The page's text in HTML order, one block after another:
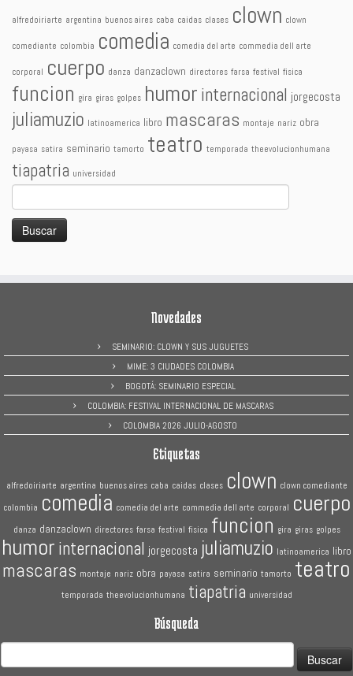
alfredoiriarte argentina buenos aires caba caidas clases clown clown
comediante colombia comedia comedia del arte commedia dell arte
corporal cuerpo danza danzaclown directores farsa festival fisica
funcion gira giras golpes humor internacional jorgecosta
juliamuzio latinoamerica libro mascaras montaje nariz obra
payasa satira seminario tamorto teatro temporada theevolucionhumana
tiapatria universidad
Novedades
SEMINARIO: CLOWN Y SUS JUGUETES
MIME: 3 CIUDADES COLOMBIA
BOGOTÁ: SEMINARIO ESPECIAL
COLOMBIA: FESTIVAL INTERNACIONAL DE MASCARAS
COLOMBIA 2026 JULIO-AGOSTO
Etiquetas
alfredoiriarte argentina buenos aires caba caidas clases clown clown comediante
colombia comedia comedia del arte commedia dell arte corporal cuerpo
danza danzaclown directores farsa festival fisica funcion gira giras golpes
humor internacional jorgecosta juliamuzio latinoamerica libro
mascaras montaje nariz obra payasa satira seminario tamorto teatro
temporada theevolucionhumana tiapatria universidad
Búsqueda